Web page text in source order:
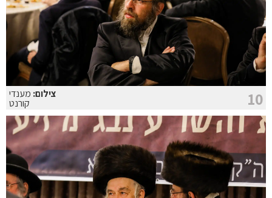
10 צילום: מענדי
קורנט